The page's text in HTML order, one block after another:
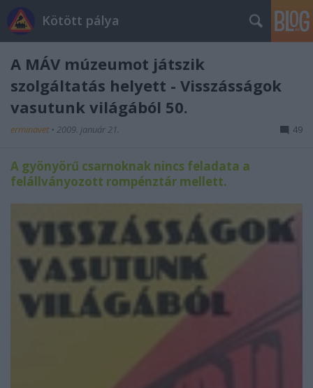
Kötött pálya
A MÁV múzeumot játszik
szolgáltatás helyett - Visszásságok
vasutunk világából 50.
erminavet • 2009. január 21. 49
A gyönyörű csarnoknak nincs feladata a
felállványozott rompénztár mellett.